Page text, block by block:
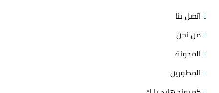
اتصل بنا
من نحن
المدونة
المطورين